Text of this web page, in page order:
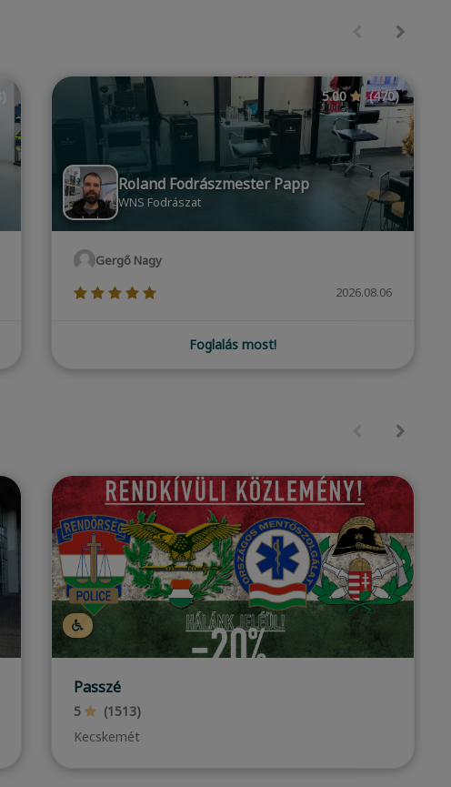
4.94 (270)
Adrián Árok
ADDICTED SALON & BARBER
Dominik Dobri
(*)(*)(*)(*)(*) 2026.08.06
Foglalás most!
Color Wax & Nails
4.94
(809)
Budapest, VII. kerület